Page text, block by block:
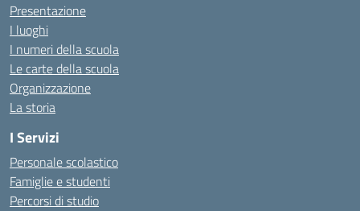
Presentazione
I luoghi
I numeri della scuola
Le carte della scuola
Organizzazione
La storia
I Servizi
Personale scolastico
Famiglie e studenti
Percorsi di studio